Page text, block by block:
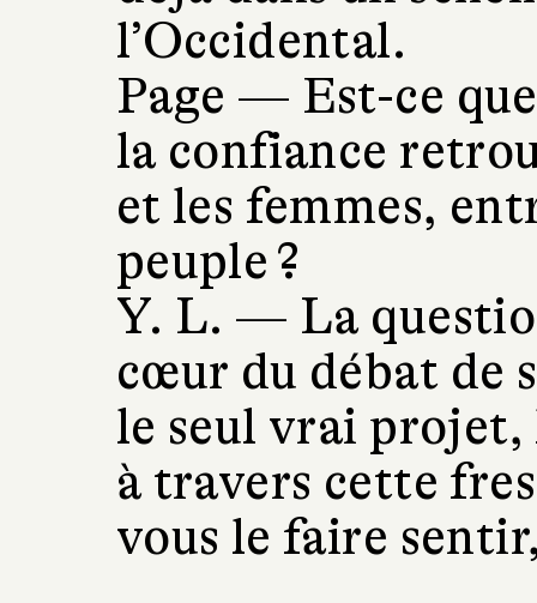
l’Occidental.
Page — Est-ce
la confiance
et les femmes,
peuple ?
Y. L. — La
cœur du débat de
le seul vrai projet,
à travers cette
vous le faire